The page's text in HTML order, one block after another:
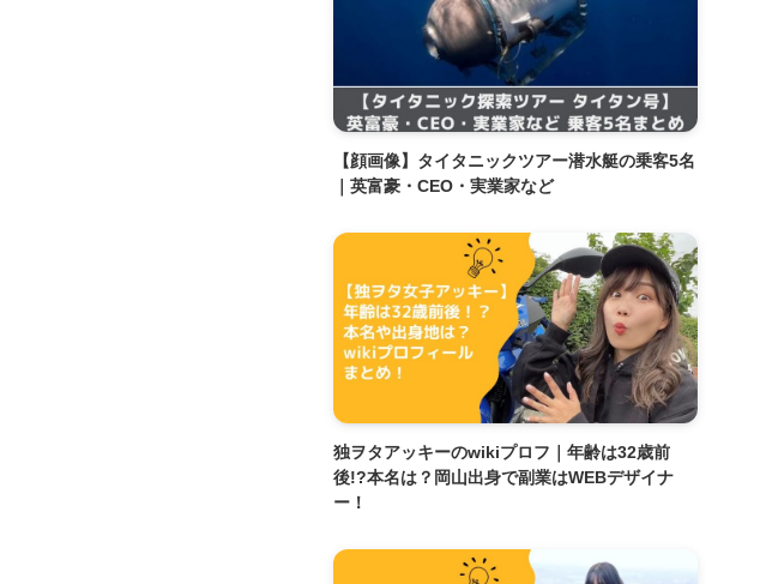
【顔画像】タイタニックツアー潜水艇の乗客5名
｜英富豪・CEO・実業家など
独ヲタアッキーのwikiプロフ｜年齢は32歳前
後!?本名は？岡山出身で副業はWEBデザイナ
ー！